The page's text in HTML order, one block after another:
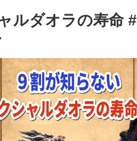
ルダオラの寿命